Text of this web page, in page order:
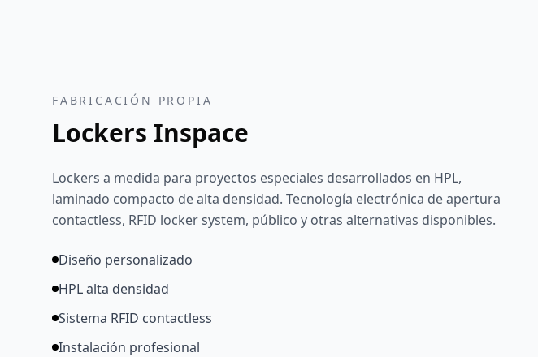
FABRICACIÓN PROPIA
Lockers Inspace
Lockers a medida para proyectos especiales desarrollados en HPL,
laminado compacto de alta densidad. Tecnología electrónica de apertura
contactless, RFID locker system, público y otras alternativas disponibles.
Diseño personalizado
HPL alta densidad
Sistema RFID contactless
Instalación profesional